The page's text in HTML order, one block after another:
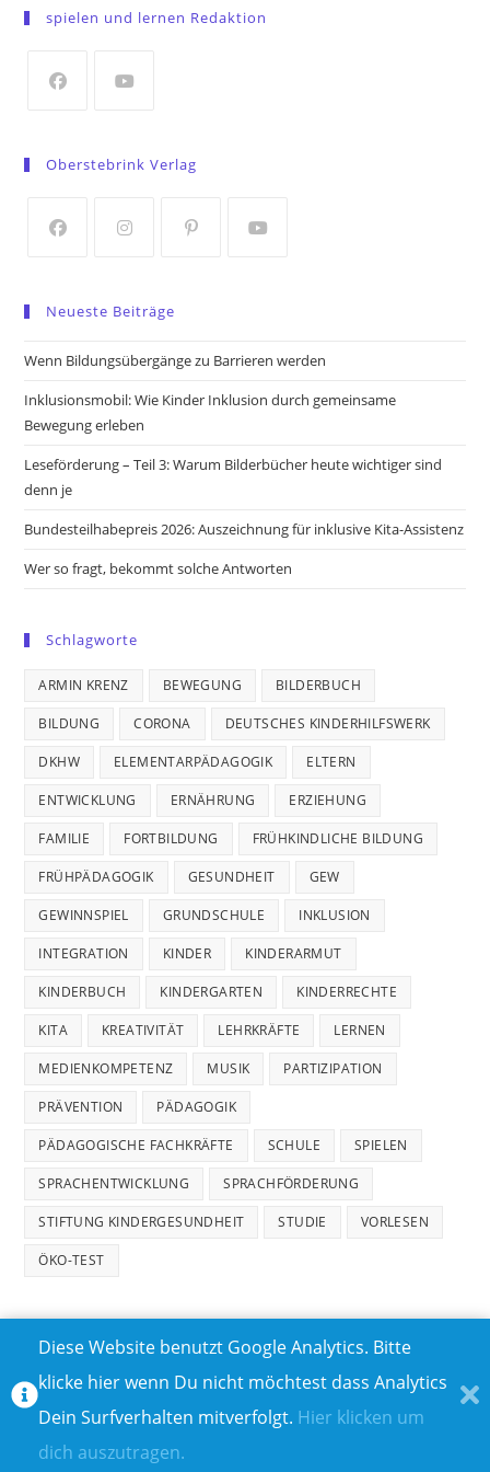
a
tab
spielen und lernen Redaktion
a
tab
tab
Oberstebrink Verlag
a
new
new
a
new
new
Neueste Beiträge
Wenn Bildungsübergänge zu Barrieren werden
Inklusionsmobil: Wie Kinder Inklusion durch gemeinsame
Bewegung erleben
Leseförderung – Teil 3: Warum Bilderbücher heute wichtiger sind
denn je
Bundesteilhabepreis 2026: Auszeichnung für inklusive Kita-Assistenz
Wer so fragt, bekommt solche Antworten
Schlagworte
ARMIN KRENZ BEWEGUNG BILDERBUCH
BILDUNG CORONA DEUTSCHES KINDERHILFSWERK
DKHW ELEMENTARPÄDAGOGIK ELTERN
ENTWICKLUNG ERNÄHRUNG ERZIEHUNG
FAMILIE FORTBILDUNG FRÜHKINDLICHE BILDUNG
FRÜHPÄDAGOGIK GESUNDHEIT GEW
GEWINNSPIEL GRUNDSCHULE INKLUSION
INTEGRATION KINDER KINDERARMUT
KINDERBUCH KINDERGARTEN KINDERRECHTE
KITA KREATIVITÄT LEHRKRÄFTE LERNEN
MEDIENKOMPETENZ MUSIK PARTIZIPATION
PRÄVENTION PÄDAGOGIK
PÄDAGOGISCHE FACHKRÄFTE SCHULE SPIELEN
SPRACHENTWICKLUNG SPRACHFÖRDERUNG
STIFTUNG KINDERGESUNDHEIT STUDIE VORLESEN
ÖKO-TEST
TEILNAHMEBEDINGUNGEN FÜR GEWINNSPIELE
IMPRESSUM
ÜBER UNS I
Diese Website benutzt Google Analytics. Bitte
klicke hier wenn Du nicht möchtest dass Analytics
Dein Surfverhalten mitverfolgt. Hier klicken um
dich auszutragen.